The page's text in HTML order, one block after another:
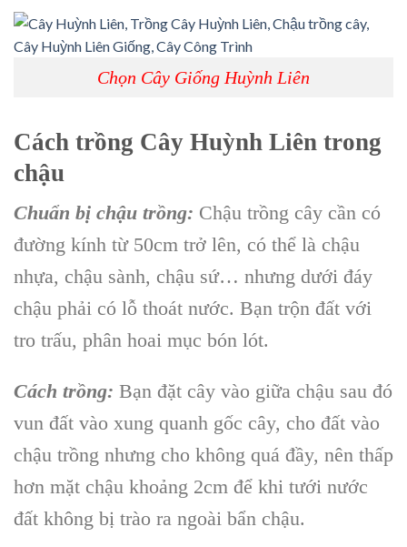
Chọn Cây Giống Huỳnh Liên
Cách trồng Cây Huỳnh Liên trong
chậu
Chuẩn bị chậu trồng: Chậu trồng cây cần có
đường kính từ 50cm trở lên, có thể là chậu
nhựa, chậu sành, chậu sứ… nhưng dưới đáy
chậu phải có lỗ thoát nước. Bạn trộn đất với
tro trấu, phân hoai mục bón lót.
Cách trồng: Bạn đặt cây vào giữa chậu sau đó
vun đất vào xung quanh gốc cây, cho đất vào
chậu trồng nhưng cho không quá đầy, nên thấp
hơn mặt chậu khoảng 2cm để khi tưới nước
đất không bị trào ra ngoài bẩn chậu.